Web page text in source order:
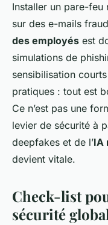
Installer un pare-feu
sur des e-mails
des employés est
simulations de
sensibilisation
pratiques : tout est
Ce n’est pas une
levier de sécurité à
deepfakes et de l’IA
devient vitale.
Check-list
sécurité